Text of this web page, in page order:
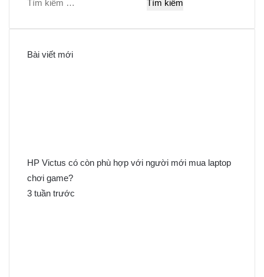
k
Bài viết mới
HP Victus có còn phù hợp với người mới mua laptop
chơi game?
3 tuần trước